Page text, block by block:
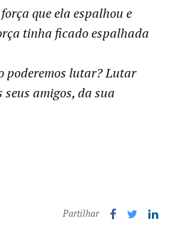
que ela espalhou e
tinha ficado espalhada
poderemos lutar? Lutar
amigos, da sua
Partilhar